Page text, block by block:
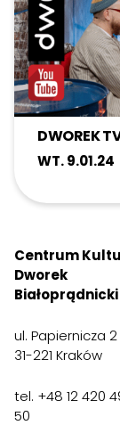
DWOREK
WT. 9.01.24
Centrum
Dworek
Białoprądnicki
ul. Papiernicza 2
31-221 Kraków
tel. +48 12 420
50